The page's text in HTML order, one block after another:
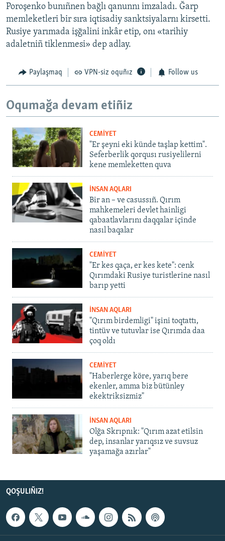
Poroşenko bunıñnen bağlı qanunnı imzaladı. Ğarp
memleketleri bir sıra iqtisadiy sanktsiyalarnı kirsetti.
Rusiye yarımada işğalini inkâr etip, onı «tarihiy
adaletniñ tiklenmesi» dep adlay.
Paylaşmaq VPN-siz oquñız Follow us
Oqumağa devam etiñiz
CEMİYET
"Er şeyni eki künde taşlap kettim".
Seferberlik qorqusı rusiyelilerni
kene memleketten quva
İNSAN AQLARI
Bir an – ve casussıñ. Qırım
mahkemeleri devlet hainligi
qabaatlavlarını daqqalar içinde
nasıl baqalar
CEMİYET
"Er kes qaça, er kes kete": cenk
Qırımdaki Rusiye turistlerine nasıl
barıp yetti
İNSAN AQLARI
"Qırım birdemligi" işini toqtattı,
tintüv ve tutuvlar ise Qırımda daa
çoq oldı
CEMİYET
"Haberlerge köre, yarıq bere
ekenler, amma biz bütünley
ekektriksizmiz"
İNSAN AQLARI
Olğa Skrıpnık: "Qırım azat etilsin
dep, insanlar yarıqsız ve suvsuz
yaşamağa azırlar"
QOŞULIÑIZ!